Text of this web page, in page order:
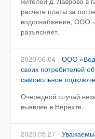
расчете платы за
водоснабжение, ООО
разъясняет.
2020.06.04 -ООО
своих потребителей
самовольное
Очередной случай
выявлен в Нерехте.
2020.05.27 -